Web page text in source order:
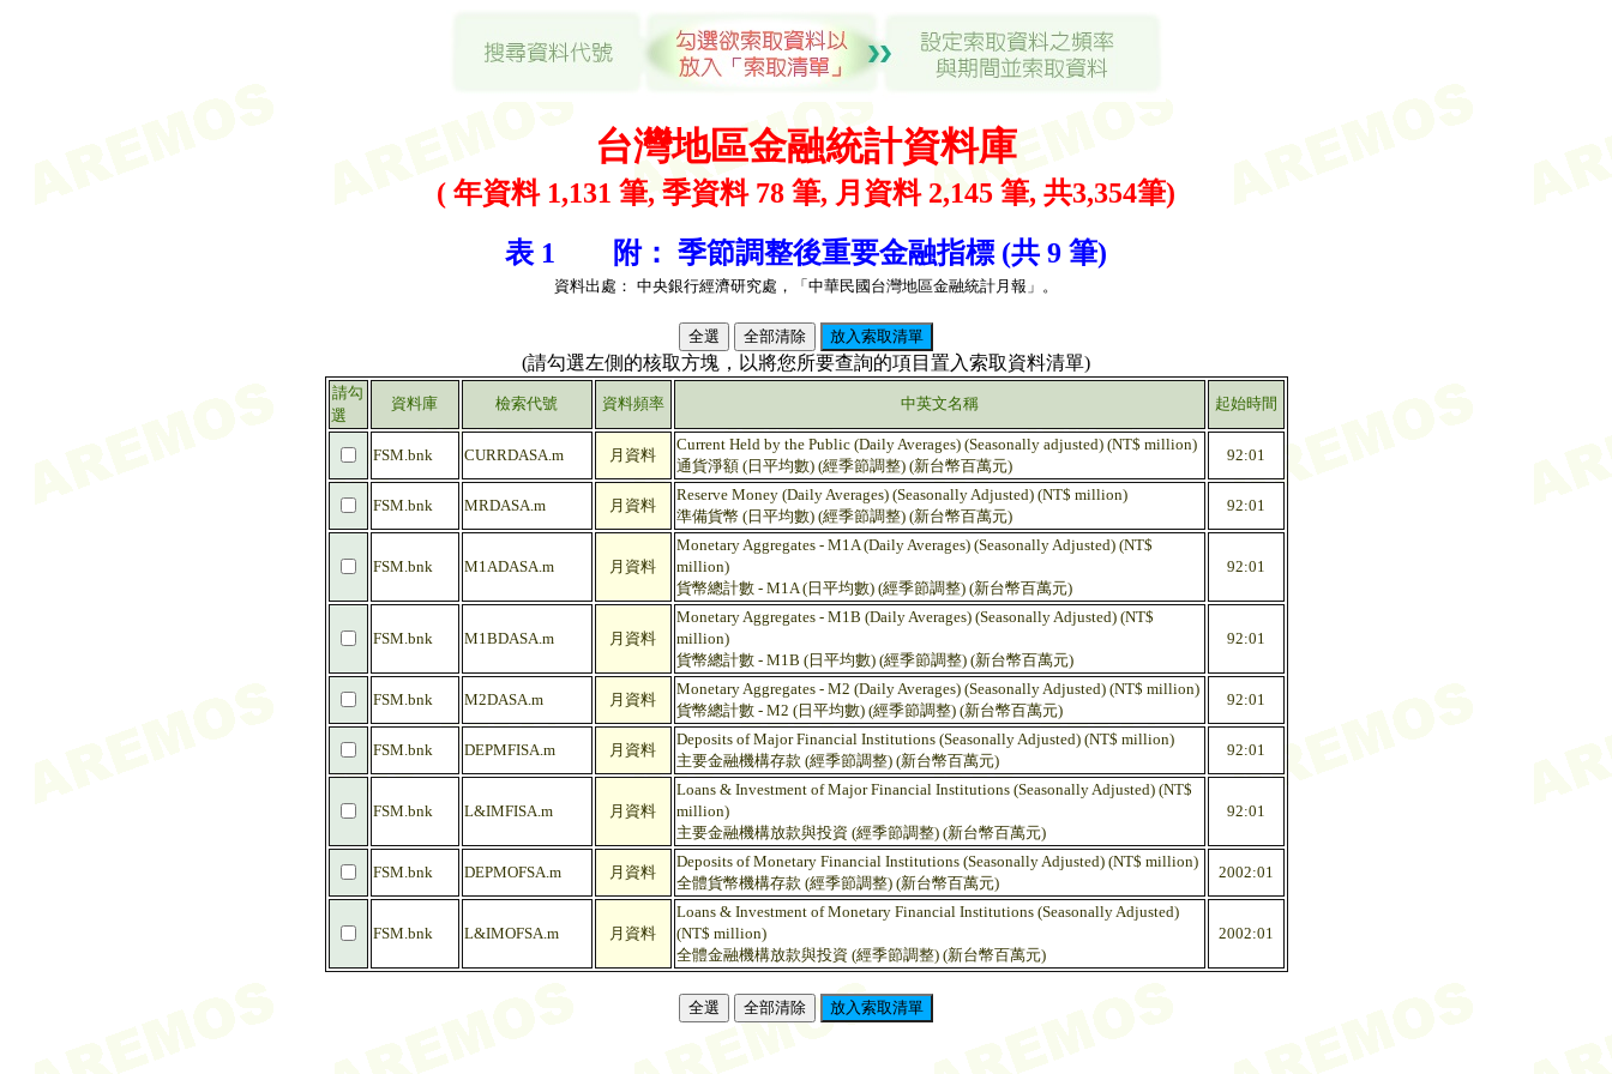
台灣地區金融統計資料庫
( 年資料 1,131 筆, 季資料 78 筆, 月資料 2,145 筆, 共3,354筆)
表 1 附： 季節調整後重要金融指標 (共 9 筆)
資料出處： 中央銀行經濟研究處，「中華民國台灣地區金融統計月報」。
(請勾選左側的核取方塊，以將您所要查詢的項目置入索取資料清單)
請勾
選
資料庫 檢索代號 資料頻率 中英文名稱 起始時間
FSM.bnk CURRDASA.m 月資料
Current Held by the Public (Daily Averages) (Seasonally adjusted) (NT$ million)
通貨淨額 (日平均數) (經季節調整) (新台幣百萬元)
92:01
FSM.bnk MRDASA.m 月資料
Reserve Money (Daily Averages) (Seasonally Adjusted) (NT$ million)
準備貨幣 (日平均數) (經季節調整) (新台幣百萬元)
92:01
FSM.bnk M1ADASA.m 月資料
Monetary Aggregates - M1A (Daily Averages) (Seasonally Adjusted) (NT$
million)
貨幣總計數 - M1A (日平均數) (經季節調整) (新台幣百萬元)
92:01
FSM.bnk M1BDASA.m 月資料
Monetary Aggregates - M1B (Daily Averages) (Seasonally Adjusted) (NT$
million)
貨幣總計數 - M1B (日平均數) (經季節調整) (新台幣百萬元)
92:01
FSM.bnk M2DASA.m 月資料
Monetary Aggregates - M2 (Daily Averages) (Seasonally Adjusted) (NT$ million)
貨幣總計數 - M2 (日平均數) (經季節調整) (新台幣百萬元)
92:01
FSM.bnk DEPMFISA.m 月資料
Deposits of Major Financial Institutions (Seasonally Adjusted) (NT$ million)
主要金融機構存款 (經季節調整) (新台幣百萬元)
92:01
FSM.bnk L&IMFISA.m 月資料
Loans & Investment of Major Financial Institutions (Seasonally Adjusted) (NT$
million)
主要金融機構放款與投資 (經季節調整) (新台幣百萬元)
92:01
FSM.bnk DEPMOFSA.m 月資料
Deposits of Monetary Financial Institutions (Seasonally Adjusted) (NT$ million)
全體貨幣機構存款 (經季節調整) (新台幣百萬元)
2002:01
FSM.bnk L&IMOFSA.m 月資料
Loans & Investment of Monetary Financial Institutions (Seasonally Adjusted)
(NT$ million)
全體金融機構放款與投資 (經季節調整) (新台幣百萬元)
2002:01